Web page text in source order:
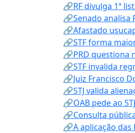
🔗RF divulga 1ª
🔗Senado analisa
🔗Afastado
🔗STF forma
🔗PRD questiona
🔗STF invalida
🔗Juiz Francisco
🔗STJ valida
🔗OAB pede ao
🔗Consulta
🔗A aplicação